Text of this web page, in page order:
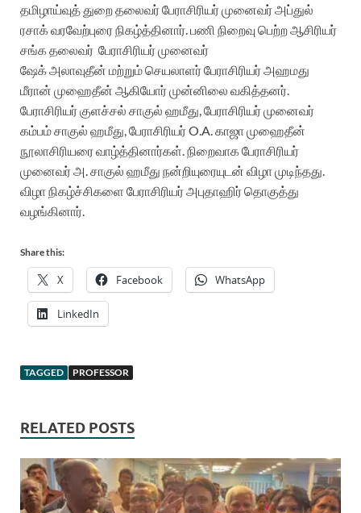
தமிழாய்வுத் துறை தலைவர் பேராசிரியர் முனைவர் அப்துல்
ரசாக் வரவேற்புரை நிகழ்த்தினார். பணி நிறைவு பெற்ற ஆசிரியர்
சங்க தலைவர் பேராசிரியர் முனைவர்
ஷேக் அலாவுதீன் மற்றும் செயலாளர் பேராசிரியர் அஹமது
மீரான் முஹைதீன் ஆகியோர் முன்னிலை வகித்தனர்.
பேராசிரியர் குளச்சல் சாகுல் ஹமீது, பேராசிரியர் முனைவர்
கம்பம் சாகுல் ஹமீது, பேராசிரியர் O.A. காஜா முஹைதீன்
நூலாசிரியரை வாழ்த்தினார்கள். நிறைவாக பேராசிரியர்
முனைவர் அ. சாகுல் ஹமீது நன்றியுரையுடன் விழா முடிந்தது.
விழா நிகழ்ச்சிகளை பேராசிரியர் அபுதாஹிர் தொகுத்து
வழங்கினார்.
Share this:
X Facebook WhatsApp
LinkedIn
TAGGED PROFESSOR
RELATED POSTS